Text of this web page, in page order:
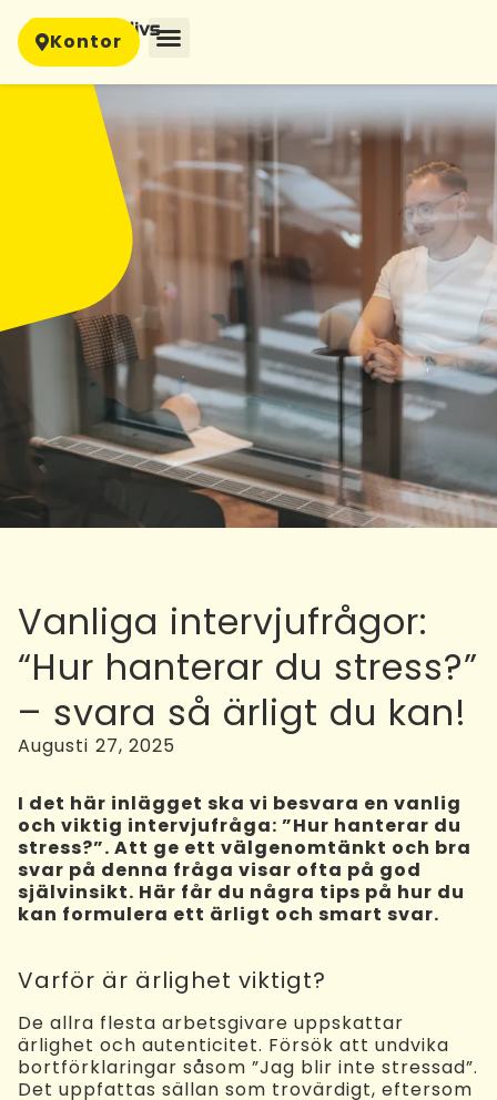
Kontor
Vanliga intervjufrågor:
“Hur hanterar du stress?”
– svara så ärligt du kan!
Augusti 27, 2025
I det här inlägget ska vi besvara en vanlig
och viktig intervjufråga: ”Hur hanterar du
stress?”. Att ge ett välgenomtänkt och bra
svar på denna fråga visar ofta på god
självinsikt. Här får du några tips på hur du
kan formulera ett ärligt och smart svar.
Varför är ärlighet viktigt?
De allra flesta arbetsgivare uppskattar
ärlighet och autenticitet. Försök att undvika
bortförklaringar såsom ”Jag blir inte stressad”.
Det uppfattas sällan som trovärdigt, eftersom